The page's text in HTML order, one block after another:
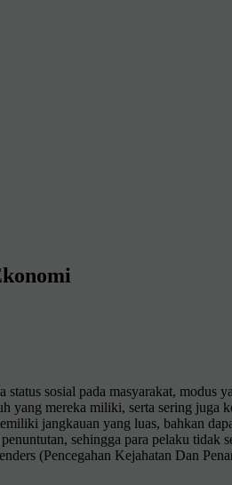
sosial pada masyarakat,
yang mereka miliki, serta sering
jangkauan yang luas, bahkan
sehingga para pelaku tidak
(Pencegahan Kejahatan Dan